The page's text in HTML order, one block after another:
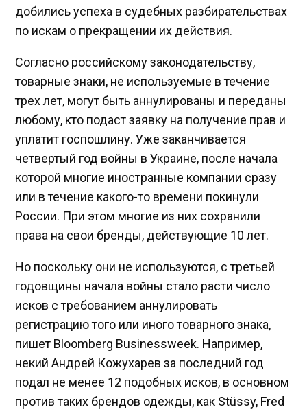
добились успеха в судебных разбирательствах
по искам о прекращении их действия.
Согласно российскому законодательству,
товарные знаки, не используемые в течение
трех лет, могут быть аннулированы и переданы
любому, кто подаст заявку на получение прав и
уплатит госпошлину. Уже заканчивается
четвертый год войны в Украине, после начала
которой многие иностранные компании сразу
или в течение какого-то времени покинули
России. При этом многие из них сохранили
права на свои бренды, действующие 10 лет.
Но поскольку они не используются, с третьей
годовщины начала войны стало расти число
исков с требованием аннулировать
регистрацию того или иного товарного знака,
пишет Bloomberg Businessweek. Например,
некий Андрей Кожухарев за последний год
подал не менее 12 подобных исков, в основном
против таких брендов одежды, как Stüssy, Fred